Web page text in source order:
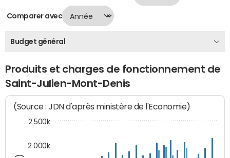
Comparer avec
Budget général
Produits et charges de fonctionnement de
Saint-Julien-Mont-Denis
(Source : JDN d'après ministère de l'Economie)
2 000k
2 500k